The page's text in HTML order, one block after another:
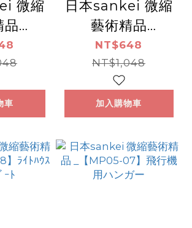
微縮
品
】小
会
車
日本sankei 微縮
藝術精品
_【MP05-09】農
家と水車
NT$648
NT$1,048
加入購物車